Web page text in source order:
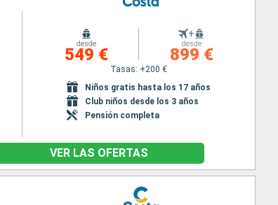
desde
549 €
+
desde
899 €
Tasas: +200 €
Niños gratis hasta los 17 años
Club niños desde los 3 años
Pensión completa
VER LAS OFERTAS